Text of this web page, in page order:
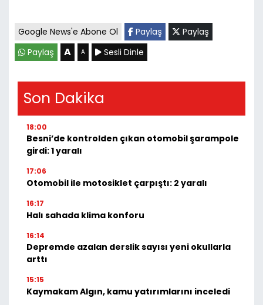
Google News'e Abone Ol Paylaş
Paylaş
Paylaş
A A Sesli Dinle
Son Dakika
18:00
Besni’de kontrolden çıkan otomobil şarampole
girdi: 1 yaralı
17:06
Otomobil ile motosiklet çarpıştı: 2 yaralı
16:17
Halı sahada klima konforu
16:14
Depremde azalan derslik sayısı yeni okullarla
arttı
15:15
Kaymakam Algın, kamu yatırımlarını inceledi